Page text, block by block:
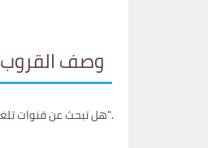
وصف القروب
جروب تلغرام| قروب تيليجرام - Telegram Group .هل تبحث عن قنوات تلغرام دينية؟ انضم إلى مجموعة تيليجرام "إلى الل‏‏ه نـمضي".